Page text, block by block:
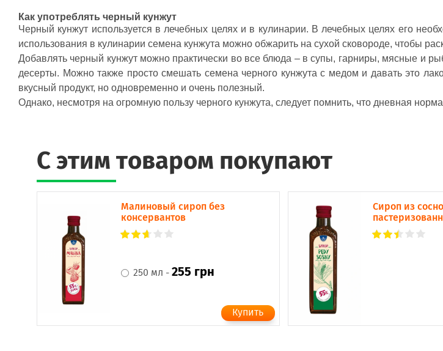
Как употреблять черный кунжут
Черный кунжут используется в лечебных целях и в кулинарии. В лечебных целях его
использования в кулинарии семена кунжута можно обжарить на сухой сковороде, чтобы
Добавлять черный кунжут можно практически во все блюда – в супы, гарниры, мясные и
десерты. Можно также просто смешать семена черного кунжута с медом и давать это
вкусный продукт, но одновременно и очень полезный.
Однако, несмотря на огромную пользу черного кунжута, следует помнить, что дневная
C этим товаром покупают
Малиновый сироп без
консервантов
250 мл -255 грн
Сироп из